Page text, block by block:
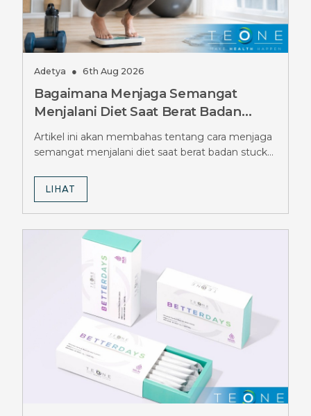
Adetya ● 6th Aug 2026
Bagaimana Menjaga Semangat
Menjalani Diet Saat Berat Badan
Stuck Berbulan-bulan, Simak Tipsnya
Artikel ini akan membahas tentang cara menjaga
semangat menjalani diet saat berat badan stuck
LIHAT